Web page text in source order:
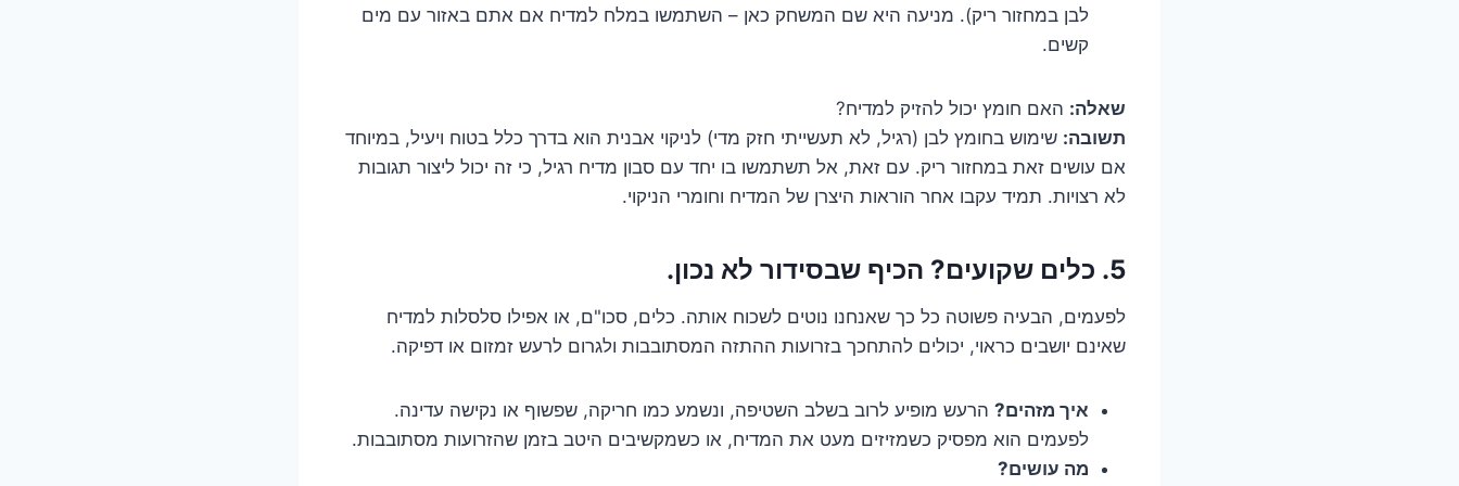
לבן במחזור ריק). מניעה היא שם המשחק כאן – השתמשו במלח למדיח אם אתם באזור עם מים
קשים.
שאלה: האם חומץ יכול להזיק למדיח?
תשובה: שימוש בחומץ לבן (רגיל, לא תעשייתי חזק מדי) לניקוי אבנית הוא בדרך כלל בטוח ויעיל, במיוחד
אם עושים זאת במחזור ריק. עם זאת, אל תשתמשו בו יחד עם סבון מדיח רגיל, כי זה יכול ליצור תגובות
לא רצויות. תמיד עקבו אחר הוראות היצרן של המדיח וחומרי הניקוי.
5. כלים שקועים? הכיף שבסידור לא נכון.
לפעמים, הבעיה פשוטה כל כך שאנחנו נוטים לשכוח אותה. כלים, סכו"ם, או אפילו סלסלות למדיח
שאינם יושבים כראוי, יכולים להתחכך בזרועות ההתזה המסתובבות ולגרום לרעש זמזום או דפיקה.
איך מזהים? הרעש מופיע לרוב בשלב השטיפה, ונשמע כמו חריקה, שפשוף או נקישה עדינה.
לפעמים הוא מפסיק כשמזיזים מעט את המדיח, או כשמקשיבים היטב בזמן שהזרועות מסתובבות.
מה עושים?